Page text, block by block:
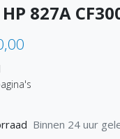
827A
Binnen 24 uur